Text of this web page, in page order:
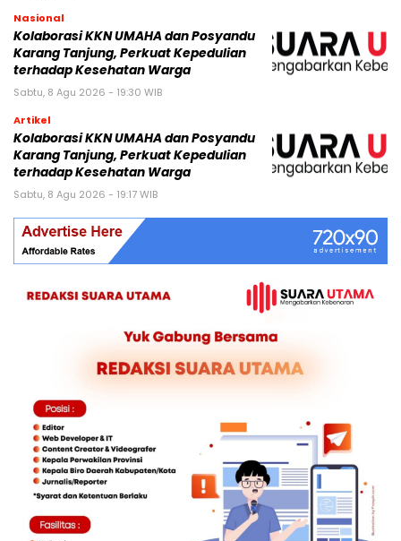
Nasional
Kolaborasi KKN UMAHA dan Posyandu
Karang Tanjung, Perkuat Kepedulian
terhadap Kesehatan Warga
Sabtu, 8 Agu 2026 - 19:30 WIB
Artikel
Kolaborasi KKN UMAHA dan Posyandu
Karang Tanjung, Perkuat Kepedulian
terhadap Kesehatan Warga
Sabtu, 8 Agu 2026 - 19:17 WIB